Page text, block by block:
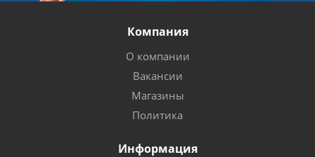
Компания
О компании
Вакансии
Магазины
Политика
Информация